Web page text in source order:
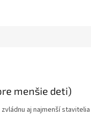
menšie deti)
aj najmenší